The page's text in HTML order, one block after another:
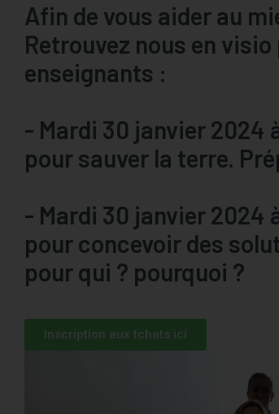
Afin de vous aider au
Retrouvez nous en
enseignants :
- Mardi 30 janvier 2024
pour sauver la terre.
- Mardi 30 janvier 2024
pour concevoir des
pour qui ? pourquoi ?
Inscription aux tchats ici